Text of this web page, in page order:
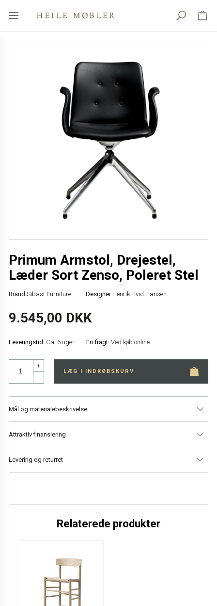
Primum Armstol, Drejestel,
Læder Sort Zenso, Poleret Stel
Brand Sibast Furniture Designer Henrik Hvid Hansen
9.545,00 DKK
Leveringstid: Ca. 6 uger Fri fragt: Ved køb online
+
–
LÆG I INDKØBSKURV
Mål og materialebeskrivelse
Dybde
Højde
79 cm
Siddehøjde
Sædedybde
44 cm
Attraktiv finansiering
Levering og returret
Relaterede produkter